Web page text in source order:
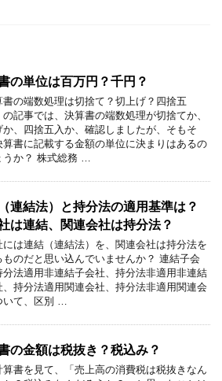
の単位は百万円？千円？
書の端数処理は切捨て？切上げ？四捨五
の記事では、決算書の端数処理が切捨てか、
か、四捨五入か、確認しましたが、そもそ
算書に記載する金額の単位に決まりはあるの
うか？ 株式総務 …
連結法）と持分法の適用基準は？
は連結、関連会社は持分法？
には連結（連結法）を、関連会社は持分法を
ものだと思い込んでいませんか？ 連結子会
分法適用非連結子会社、持分法非適用非連結
、持分法適用関連会社、持分法非適用関連会
いて、区別 …
の金額は税抜き？税込み？
算書を見て、「売上高の消費税は税抜きなん